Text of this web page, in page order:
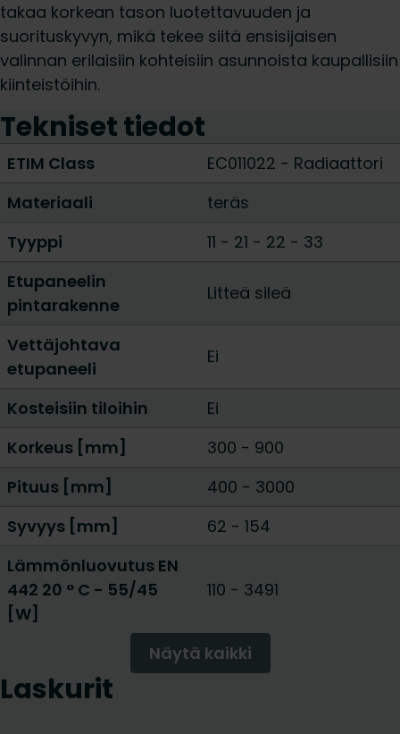
takaa korkean tason luotettavuuden ja
suorituskyvyn, mikä tekee siitä ensisijaisen
valinnan erilaisiin kohteisiin asunnoista kaupallisiin
kiinteistöihin.
Tekniset tiedot
ETIM Class
EC011022 - Radiaattori
Materiaali
teräs
Tyyppi
11 - 21 - 22 - 33
Etupaneelin
pintarakenne
Litteä sileä
Vettäjohtava
etupaneeli
Ei
Kosteisiin tiloihin
Ei
Korkeus [mm]
300 - 900
Pituus [mm]
400 - 3000
Syvyys [mm]
62 - 154
Lämmönluovutus EN
442 20 ° C - 55/45
[W]
110 - 3491
Näytä kaikki
Laskurit